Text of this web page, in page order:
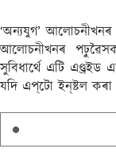
‘অন্যযুগ’
আলোচনীখনৰ
সুবিধাৰ্থে এটি
যদি এপ্‌টো ইন্‌ষ্টল